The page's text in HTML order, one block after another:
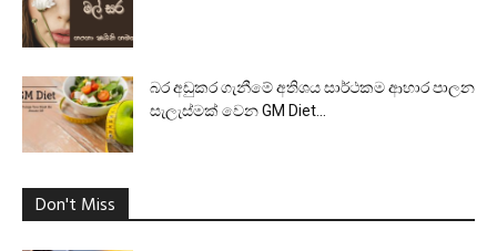
බර අඩුකර ගැනීමේ අතිශය සාර්ථකම ආහාර පාලන
සැලැස්මක් වෙන GM Diet...
Don't Miss